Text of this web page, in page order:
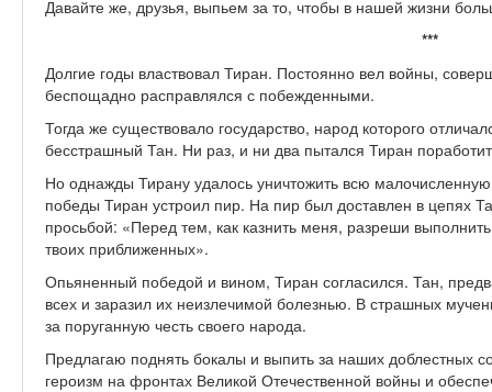
Давайте же, друзья, выпьем за то, чтобы в нашей жизни
***
Долгие годы властвовал Тиран. Постоянно вел войны,
беспощадно расправлялся с побежденными.
Тогда же существовало государство, народ которого
бесстрашный Тан. Ни раз, и ни два пытался Тиран
Но однажды Тирану удалось уничтожить всю
победы Тиран устроил пир. На пир был доставлен в цепях
просьбой: «Перед тем, как казнить меня, разреши
твоих приближенных».
Опьяненный победой и вином, Тиран согласился. Тан,
всех и заразил их неизлечимой болезнью. В страшных
за поруганную честь своего народа.
Предлагаю поднять бокалы и выпить за наших доблестных
героизм на фронтах Великой Отечественной войны и